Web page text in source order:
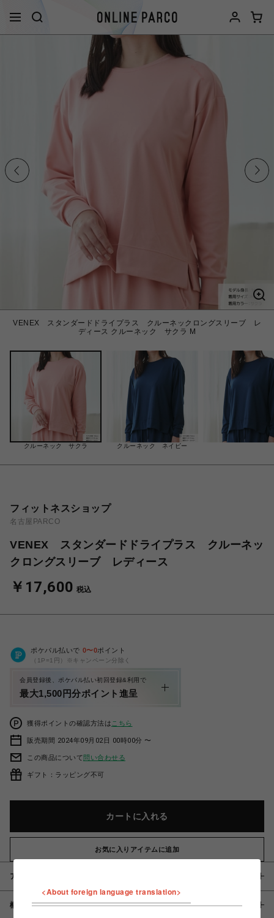
VENEX スタンダードドライプラス クルーネックロングスリーブ レ
ディース クルーネック サクラ M
クルーネック サクラ クルーネック ネイビー
フィットネスショップ
名古屋PARCO
VENEX スタンダードドライプラス クルーネッ
クロングスリーブ レディース
￥17,600 税込
ポケパル払いで 0〜0ポイント
（1P=1円）※キャンペーン分除く
会員登録後、ポケパル払い初回登録&利用で
最大1,500円分ポイント進呈
獲得ポイントの確認方法は こちら
販売期間 2024年09月02日 00時00分 〜
この商品について問い合わせる
ギフト：ラッピング不可
カートに入れる
お気に入りアイテムに追加
アイテム説明 / 素材
概要
<About foreign language translation>